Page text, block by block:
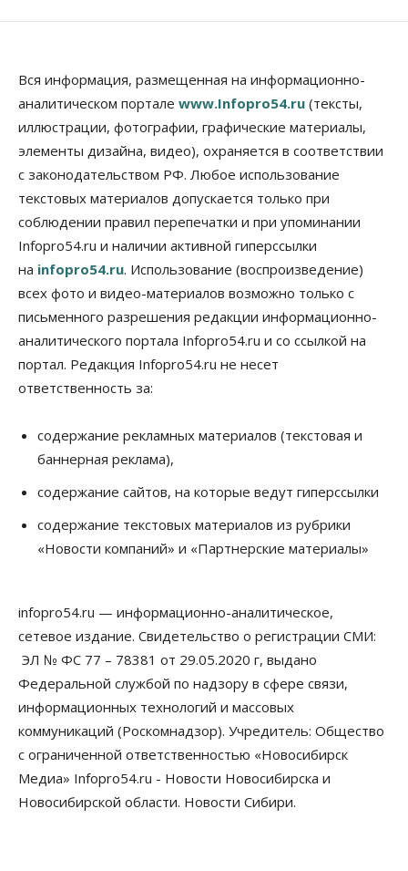
10 Августа 2026, 12:15
В Новосибирской области число дел о
банкротстве с начала года выросло на 7,2 %
10 Августа 2026, 12:00
НГУ обновил рекорд по числу абитуриентов
10 Августа 2026, 11:30
Полмиллиарда направят на доплаты
начальникам полиции Новосибирской области
10 Августа 2026, 11:15
Финансы
ПСБ нарастил объемы факторинга МСБ в
Власть Недвижимость
завершать долгострой на Серафимовича
Бизнес Город Общество
Медицина Наука Общество
Новосибирский «Вектор» проводит исследование
резистентности ВИЧ в трёх странах
10 Августа 2026, 09:00
Власть Общество
Суд отменил дисквалификацию
Валентина Пармона в кассации
10 Августа 2026, 08:00
Вся информация, размещенная на информационно-
аналитическом портале www.Infopro54.ru (тексты,
иллюстрации, фотографии, графические материалы,
элементы дизайна, видео), охраняется в соответствии
с законодательством РФ. Любое использование
текстовых материалов допускается только при
соблюдении правил перепечатки и при упоминании
Infopro54.ru и наличии активной гиперссылки
на infopro54.ru. Использование (воспроизведение)
всех фото и видео-материалов возможно только с
письменного разрешения редакции информационно-
аналитического портала Infopro54.ru и со ссылкой на
портал. Редакция Infopro54.ru не несет
ответственность за:
содержание рекламных материалов (текстовая и
баннерная реклама),
содержание сайтов, на которые ведут гиперссылки
содержание текстовых материалов из рубрики
«Новости компаний» и «Партнерские материалы»
infopro54.ru — информационно-аналитическое,
сетевое издание. Свидетельство о регистрации СМИ:
ЭЛ № ФС 77 – 78381 от 29.05.2020 г, выдано
Федеральной службой по надзору в сфере связи,
информационных технологий и массовых
коммуникаций (Роскомнадзор). Учредитель: Общество
с ограниченной ответственностью «Новосибирск
Медиа» Infopro54.ru - Новости Новосибирска и
Новосибирской области. Новости Сибири.